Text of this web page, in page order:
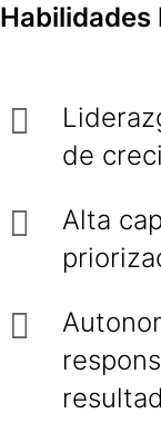
Habilidades
de
Alta